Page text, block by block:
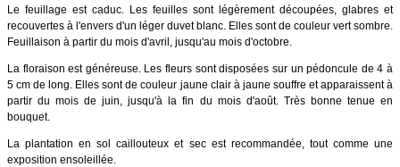
Le feuillage est caduc. Les feuilles sont légèrement découpées, glabres et
recouvertes à l'envers d'un léger duvet blanc. Elles sont de couleur vert sombre.
Feuillaison à partir du mois d'avril, jusqu'au mois d'octobre.
La floraison est généreuse. Les fleurs sont disposées sur un pédoncule de 4 à
5 cm de long. Elles sont de couleur jaune clair à jaune souffre et apparaissent à
partir du mois de juin, jusqu'à la fin du mois d'août. Très bonne tenue en
bouquet.
La plantation en sol caillouteux et sec est recommandée, tout comme une
exposition ensoleillée.